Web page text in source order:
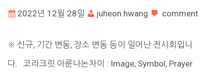
2022년 12월 28일 juheon hwang comment
※ 신규, 기간 변동, 장소 변동 등이 일어난 전시회입니
다. 코라크릿 아룬나논차이 : Image, Symbol, Prayer